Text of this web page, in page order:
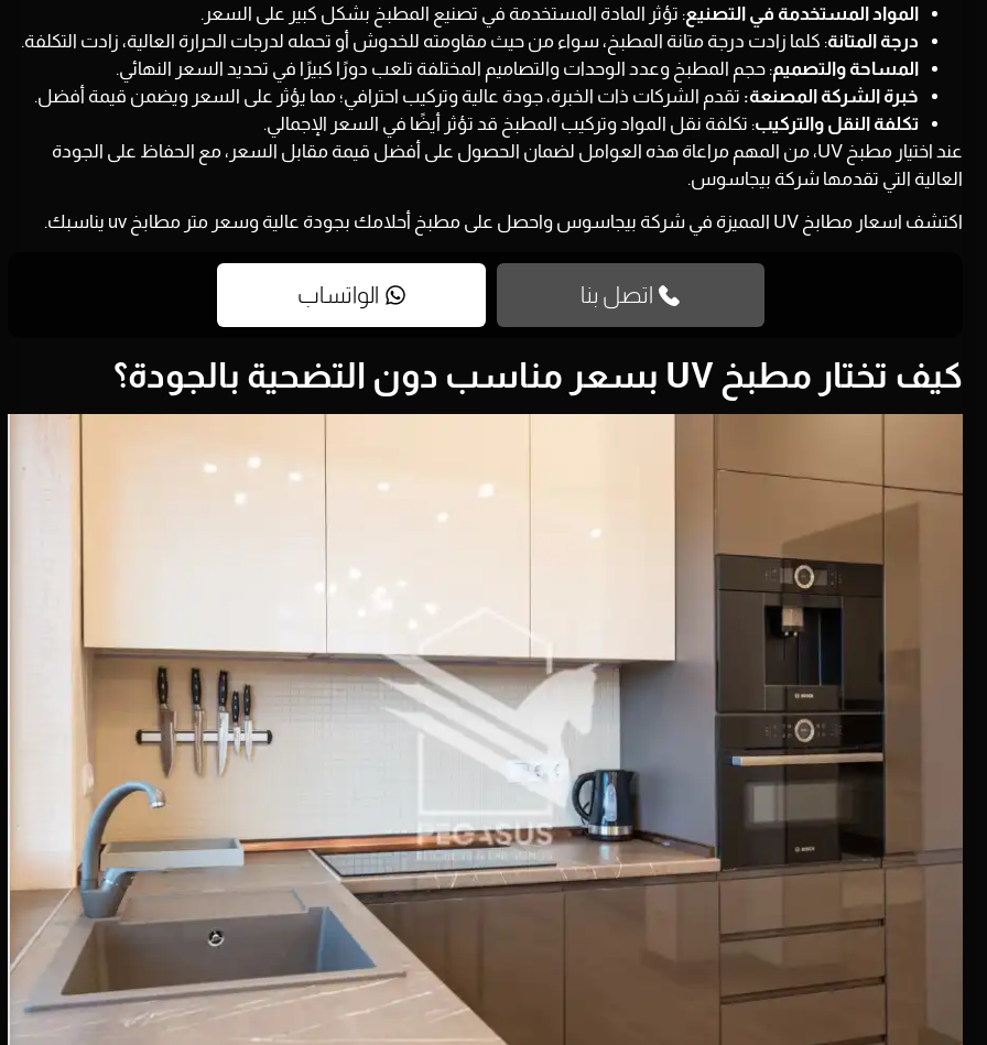
المواد المستخدمة في التصنيع: تؤثر المادة المستخدمة في تصنيع المطبخ بشكل كبير على السعر.
درجة المتانة: كلما زادت درجة متانة المطبخ، سواء من حيث مقاومته للخدوش أو تحمله لدرجات الحرارة العالية، زادت التكلفة.
المساحة والتصميم: حجم المطبخ وعدد الوحدات والتصاميم المختلفة تلعب دورًا كبيرًا في تحديد السعر النهائي.
خبرة الشركة المصنعة: تقدم الشركات ذات الخبرة، جودة عالية وتركيب احترافي؛ مما يؤثر على السعر ويضمن قيمة أفضل.
تكلفة النقل والتركيب: تكلفة نقل المواد وتركيب المطبخ قد تؤثر أيضًا في السعر الإجمالي.
عند اختيار مطبخ UV، من المهم مراعاة هذه العوامل لضمان الحصول على أفضل قيمة مقابل السعر، مع الحفاظ على الجودة
العالية التي تقدمها شركة بيجاسوس.
اكتشف اسعار مطابخ UV المميزة في شركة بيجاسوس واحصل على مطبخ أحلامك بجودة عالية وسعر متر مطابخ uv يناسبك.
اتصل بنا الواتساب
كيف تختار مطبخ UV بسعر مناسب دون التضحية بالجودة؟